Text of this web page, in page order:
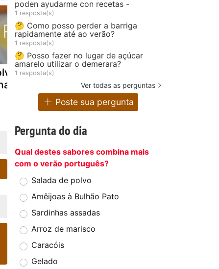
à
de minho
poden ayudarme con recetas -
1 resposta(s)
🤔 Como posso perder a barriga
rapidamente até ao verão?
1 resposta(s)
🤔 Posso fazer no lugar de açúcar
amarelo utilizar o demerara?
1 resposta(s)
Ver todas as perguntas
Poste sua pergunta
Pergunta do dia
Qual destes sabores combina mais
com o verão português?
Salada de polvo
Amêijoas à Bulhão Pato
Sardinhas assadas
Arroz de marisco
Caracóis
Gelado